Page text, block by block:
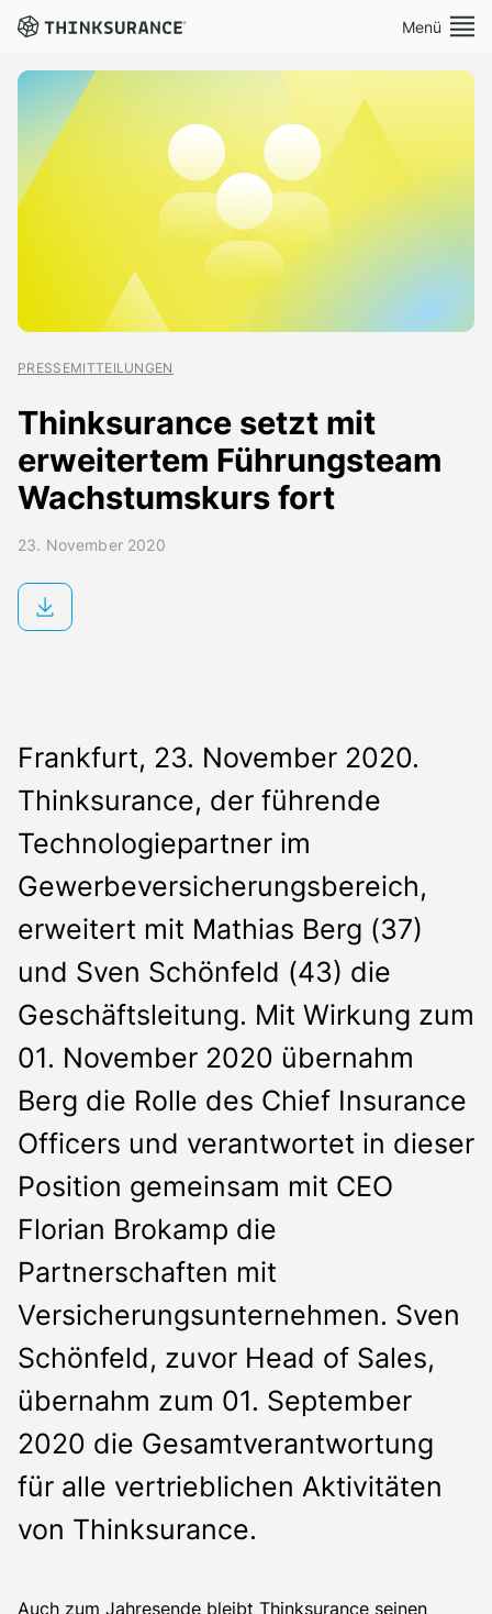
Menü
Demo vereinbaren
Plattform
Über Uns
Presse
PRESSEMITTEILUNGEN
Thinksurance setzt mit
erweitertem Führungsteam
Wachstumskurs fort
23. November 2020
Frankfurt, 23. November 2020.
Thinksurance, der führende
Technologiepartner im
Gewerbeversicherungsbereich,
erweitert mit Mathias Berg (37)
und Sven Schönfeld (43) die
Geschäftsleitung. Mit Wirkung zum
01. November 2020 übernahm
Berg die Rolle des Chief Insurance
Officers und verantwortet in dieser
Position gemeinsam mit CEO
Florian Brokamp die
Partnerschaften mit
Versicherungsunternehmen. Sven
Schönfeld, zuvor Head of Sales,
übernahm zum 01. September
2020 die Gesamtverantwortung
für alle vertrieblichen Aktivitäten
von Thinksurance.
Auch zum Jahresende bleibt Thinksurance seinen